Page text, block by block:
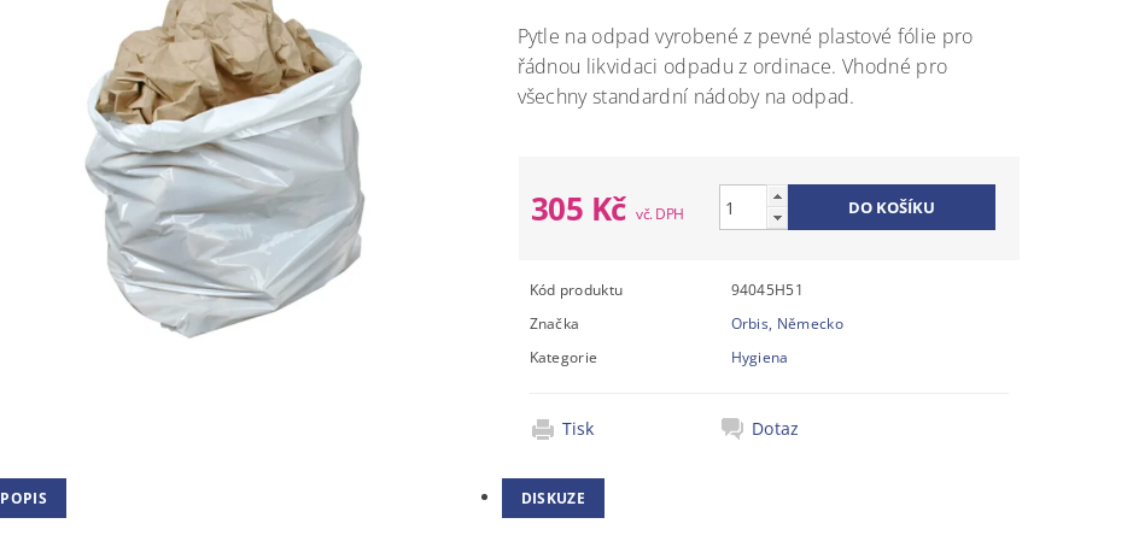
Pytle na odpad vyrobené z pevné plastové fólie pro
řádnou likvidaci odpadu z ordinace. Vhodné pro
všechny standardní nádoby na odpad.
305 Kč
Kód produktu
94045H51
Značka
Orbis, Německo
Kategorie
Hygiena
Tisk Dotaz
POPIS DISKUZE